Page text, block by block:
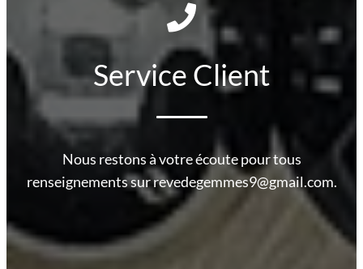
Service Client
Nous restons à votre écoute pour tous
renseignements sur revedegemmes9@gmail.com.